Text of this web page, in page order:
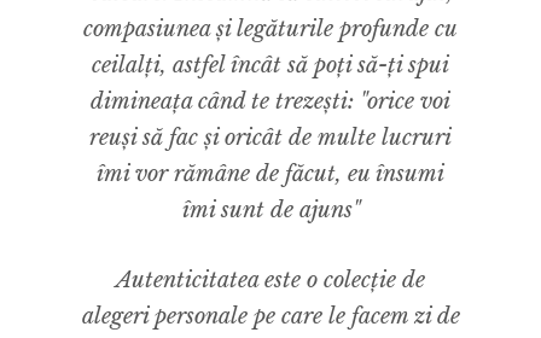
compasiunea și legăturile profunde cu
ceilalți, astfel încât să poți să-ți spui
dimineața când te trezești: "orice voi
reuși să fac și oricât de multe lucruri
îmi vor rămâne de făcut, eu însumi
îmi sunt de ajuns"
Autenticitatea este o colecție de
alegeri personale pe care le facem zi de